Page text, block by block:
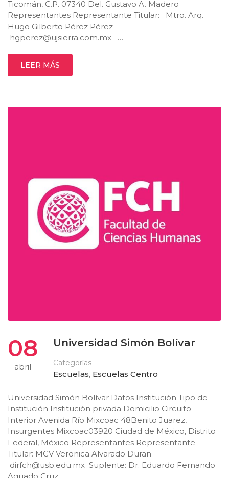
Ticomán, C.P. 07340 Del. Gustavo A. Madero
Representantes Representante Titular: Mtro. Arq.
Hugo Gilberto Pérez Pérez
hgperez@ujsierra.com.mx …
LEER MÁS
08
abril
Universidad Simón Bolívar
Categorías
Escuelas, Escuelas Centro
Universidad Simón Bolívar Datos Institución Tipo de
Institución Institución privada Domicilio Circuito
Interior Avenida Río Mixcoac 48Benito Juarez,
Insurgentes Mixcoac03920 Ciudad de México, Distrito
Federal, México Representantes Representante
Titular: MCV Veronica Alvarado Duran
dirfch@usb.edu.mx Suplente: Dr. Eduardo Fernando